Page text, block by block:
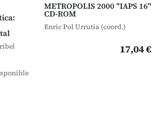
METROPOLIS 2000 "IAPS 16"
CD-ROM
Enric Pol Urrutia (coord.)
17,04 €